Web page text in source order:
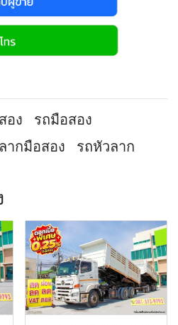
อง
รถมือสอง
ากมือสอง
รถหัวลาก